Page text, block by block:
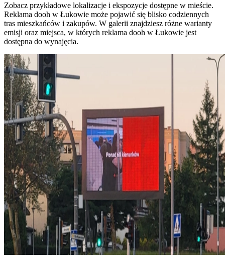
Zobacz przykładowe lokalizacje i ekspozycje dostępne w mieście.
Reklama dooh w Łukowie może pojawić się blisko codziennych
tras mieszkańców i zakupów. W galerii znajdziesz różne warianty
emisji oraz miejsca, w których reklama dooh w Łukowie jest
dostępna do wynajęcia.